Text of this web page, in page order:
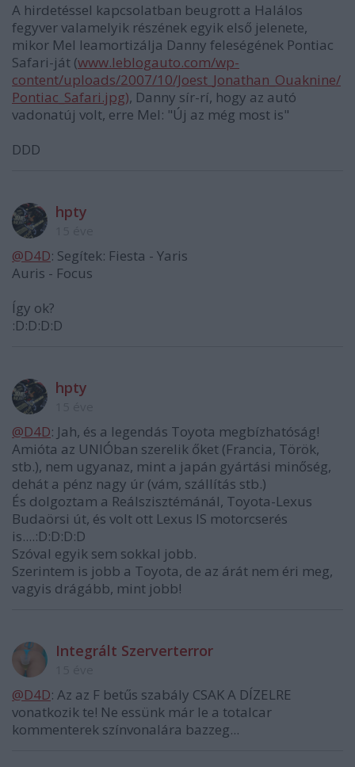
A hirdetéssel kapcsolatban beugrott a Halálos
fegyver valamelyik részének egyik első jelenete,
mikor Mel leamortizálja Danny feleségének Pontiac
Safari-ját (www.leblogauto.com/wp-
content/uploads/2007/10/Joest_Jonathan_Ouaknine/
Pontiac_Safari.jpg), Danny sír-rí, hogy az autó
vadonatúj volt, erre Mel: "Új az még most is"
DDD
hpty
@D4D: Segítek: Fiesta - Yaris
Auris - Focus
Így ok?
:D:D:D:D
hpty
@D4D: Jah, és a legendás Toyota megbízhatóság!
Amióta az UNIÓban szerelik őket (Francia, Török,
stb.), nem ugyanaz, mint a japán gyártási minőség,
dehát a pénz nagy úr (vám, szállítás stb.)
És dolgoztam a Reálszisztémánál, Toyota-Lexus
Budaörsi út, és volt ott Lexus IS motorcserés
is....:D:D:D:D
Szóval egyik sem sokkal jobb.
Szerintem is jobb a Toyota, de az árát nem éri meg,
vagyis drágább, mint jobb!
Integrált Szerverterror
@D4D: Az az F betűs szabály CSAK A DÍZELRE
vonatkozik te! Ne essünk már le a totalcar
kommenterek színvonalára bazzeg...